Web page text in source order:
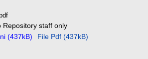
Repository staff only
(437kB)
File Pdf (437kB)